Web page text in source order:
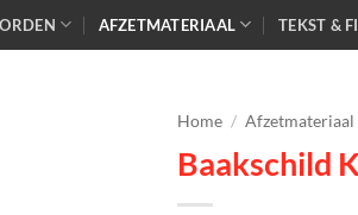
AFZETMATERIAAL TEKST &
Home / Afzetmateriaal
Baakschild